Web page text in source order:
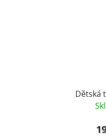
Dětská